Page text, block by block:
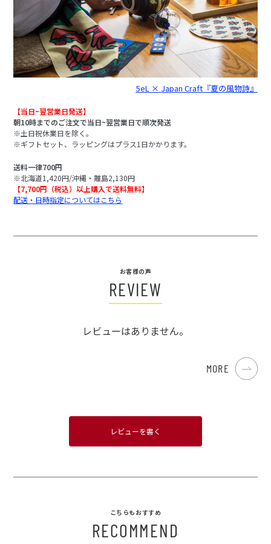
5eL × Japan Craft『夏の風物詩』
【当日~翌営業日発送】
朝10時までのご注文で当日~翌営業日で順次発送
※土日祝休業日を除く。
※ギフトセット、ラッピングはプラス1日かかります。
送料一律700円
※北海道1,420円/沖縄・離島2,130円
【7,700円（税込）以上購入で送料無料】
配送・日時指定についてはこちら
お客様の声
REVIEW
レビューはありません。
MORE
レビューを書く
こちらもおすすめ
RECOMMEND